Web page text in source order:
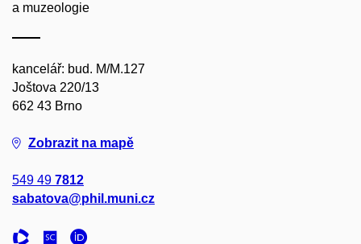
a muzeologie
kancelář: bud. M/M.127
Joštova 220/13
662 43 Brno
Zobrazit na mapě
549 49 7812
sabatova@phil.muni.cz